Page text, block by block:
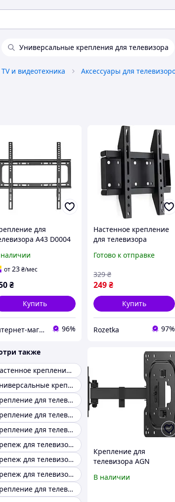
Универсальные крепления для телевизора
TV и видеотехника
для
A43 D0004
400×400, до 50 кг
от23₴/мес
₴
Купить
Інтернет-магазин "Sibelis_store" /ФОП Продиус Володимир Васильович 96%
Настенное крепление
для телевизора
(LED-T40)
Готово к отправке
249₴
329 ₴
Купить
Rozetka 97%
также
Настенное крепление для телевизора 32
Универсальные крепления для телевизора
Крепление для телевизора 45
Крепление для телевизора 75
Крепление для телевизора 400x400
Крепеж для телевизора tv
Крепеж для телевизора 32
Крепеж для телевизора 55
Крепление для телевизора 32-65
Крепление для
телевизора AGN
В наличии